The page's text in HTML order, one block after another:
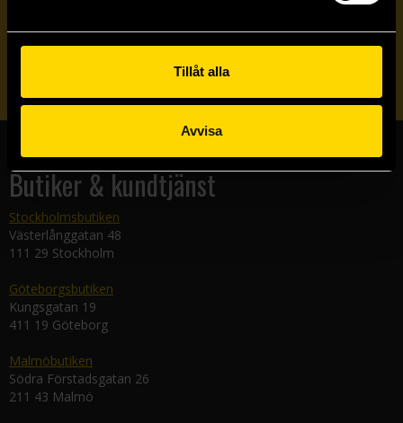
Tillåt alla
Avvisa
Butiker & kundtjänst
Stockholmsbutiken
Västerlånggatan 48
111 29 Stockholm
Göteborgsbutiken
Kungsgatan 19
411 19 Göteborg
Malmöbutiken
Södra Förstadsgatan 26
211 43 Malmö